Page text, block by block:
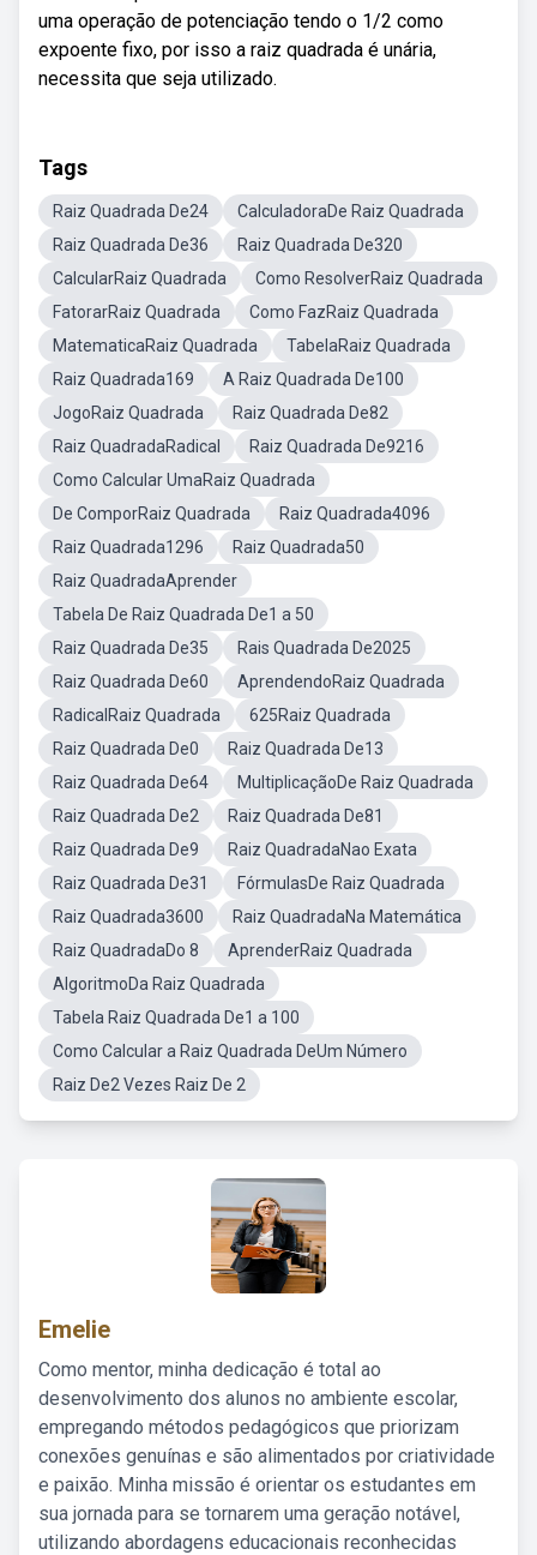
uma operação de potenciação tendo o 1/2 como
expoente fixo, por isso a raiz quadrada é unária,
necessita que seja utilizado.
Tags
Raiz Quadrada De24
CalculadoraDe Raiz Quadrada
Raiz Quadrada De36
Raiz Quadrada De320
CalcularRaiz Quadrada
Como ResolverRaiz Quadrada
FatorarRaiz Quadrada
Como FazRaiz Quadrada
MatematicaRaiz Quadrada
TabelaRaiz Quadrada
Raiz Quadrada169
A Raiz Quadrada De100
JogoRaiz Quadrada
Raiz Quadrada De82
Raiz QuadradaRadical
Raiz Quadrada De9216
Como Calcular UmaRaiz Quadrada
De ComporRaiz Quadrada
Raiz Quadrada4096
Raiz Quadrada1296
Raiz Quadrada50
Raiz QuadradaAprender
Tabela De Raiz Quadrada De1 a 50
Raiz Quadrada De35
Rais Quadrada De2025
Raiz Quadrada De60
AprendendoRaiz Quadrada
RadicalRaiz Quadrada
625Raiz Quadrada
Raiz Quadrada De0
Raiz Quadrada De13
Raiz Quadrada De64
MultiplicaçãoDe Raiz Quadrada
Raiz Quadrada De2
Raiz Quadrada De81
Raiz Quadrada De9
Raiz QuadradaNao Exata
Raiz Quadrada De31
FórmulasDe Raiz Quadrada
Raiz Quadrada3600
Raiz QuadradaNa Matemática
Raiz QuadradaDo 8
AprenderRaiz Quadrada
AlgoritmoDa Raiz Quadrada
Tabela Raiz Quadrada De1 a 100
Como Calcular a Raiz Quadrada DeUm Número
Raiz De2 Vezes Raiz De 2
Emelie
Como mentor, minha dedicação é total ao
desenvolvimento dos alunos no ambiente escolar,
empregando métodos pedagógicos que priorizam
conexões genuínas e são alimentados por criatividade
e paixão. Minha missão é orientar os estudantes em
sua jornada para se tornarem uma geração notável,
utilizando abordagens educacionais reconhecidas